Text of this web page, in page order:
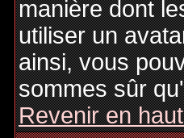
manière dont
utiliser un
ainsi, vous
sommes sûr
Revenir en